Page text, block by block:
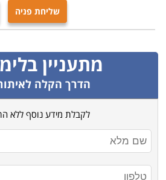
שליחת פניה
מתעניין
הדרך הקלה
לקבלת מידע נוסף ללא